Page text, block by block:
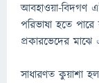
আবহাওয়া-বিদগণ
পরিভাষা হতে
প্রকারভেদের
সাধারণত কুয়াশা